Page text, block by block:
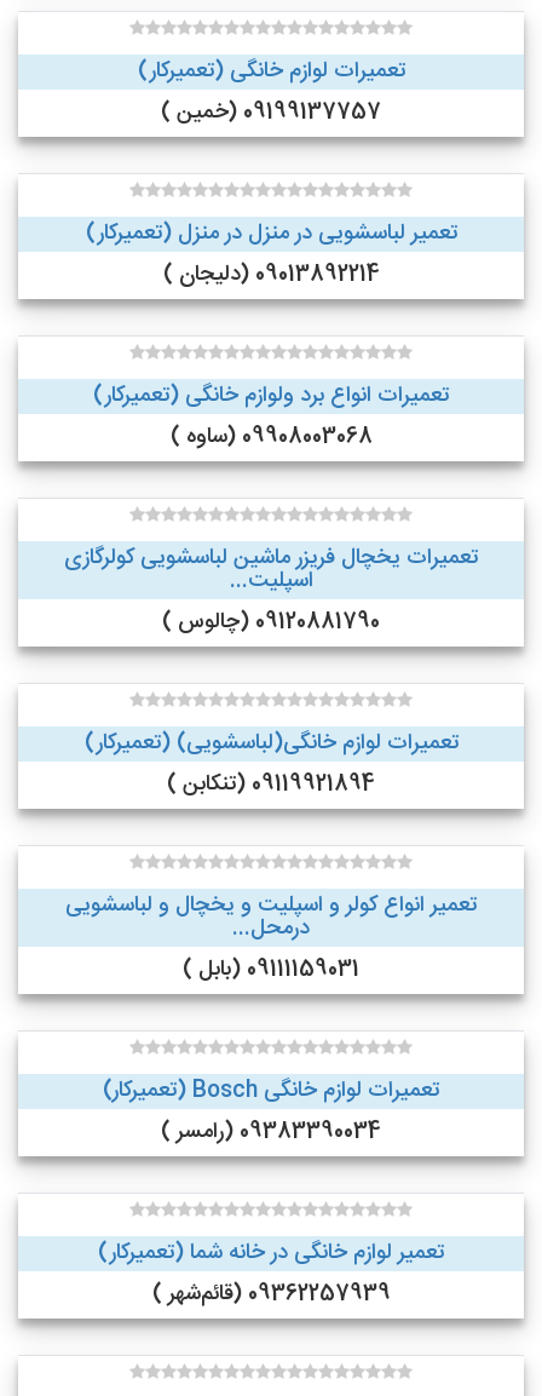
تعمیرات لوازم خانگی (تعمیرکار)
09199137757 (خمین )
تعمیر لباسشویی در منزل در منزل (تعمیرکار)
09013892214 (دلیجان )
تعمیرات انواع برد ولوازم خانگی (تعمیرکار)
09908003068 (ساوه )
تعمیرات یخچال فریزر ماشین لباسشویی کولرگازی
اسپلیت...
09120881790 (چالوس )
تعمیرات لوازم خانگی(لباسشویی) (تعمیرکار)
09119921894 (تنکابن )
تعمیر انواع کولر و اسپلیت و یخچال و لباسشویی
درمحل...
09111159031 (بابل )
تعمیرات لوازم خانگی Bosch (تعمیرکار)
09383390034 (رامسر )
تعمیر لوازم خانگی در خانه شما (تعمیرکار)
09362257939 (قائم‌شهر )